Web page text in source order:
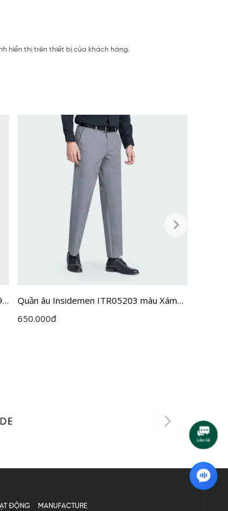
hiển thị trên thiết bị của khách hàng.
Quần âu Insidemen ITR05203 màu Xám
57 MF cỡ 30
650.000đ
ĐỘNG MANUFACTURE